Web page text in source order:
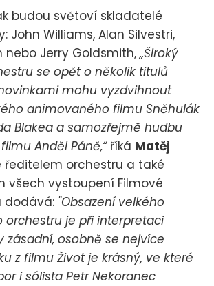
budou světoví skladatelé
John Williams, Alan Silvestri,
nebo Jerry Goldsmith,„Široký
se opět o několik titulů
mohu vyzdvihnout
animovaného filmu Sněhulák
Blakea a samozřejmě hudbu
Anděl Páně,“říká Matěj
ředitelem orchestru a také
všech vystoupení Filmové
dodává: "Obsazení velkého
orchestru je při interpretaci
zásadní, osobně se nejvíce
z filmu Život je krásný, ve které
i sólista Petr Nekoranec